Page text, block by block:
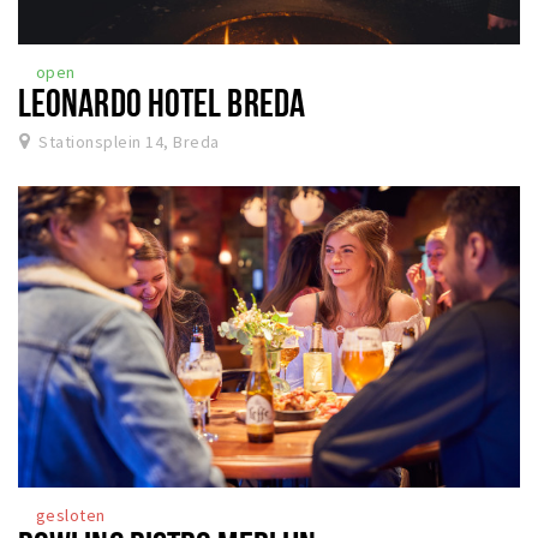
open
LEONARDO HOTEL BREDA
Stationsplein 14, Breda
gesloten